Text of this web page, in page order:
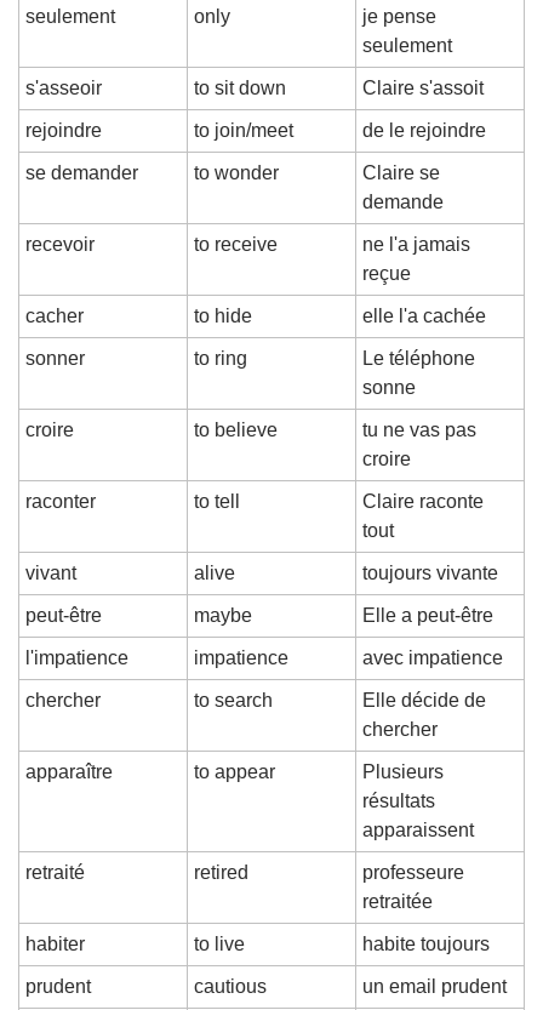
seulement only
je pense
seulement
s'asseoir to sit down Claire s'assoit
rejoindre to join/meet de le rejoindre
se demander to wonder
Claire se
demande
recevoir to receive
ne l'a jamais
reçue
cacher to hide elle l'a cachée
sonner to ring
Le téléphone
sonne
croire to believe
tu ne vas pas
croire
raconter to tell
Claire raconte
tout
vivant alive toujours vivante
peut-être maybe Elle a peut-être
l'impatience impatience avec impatience
chercher to search
Elle décide de
chercher
apparaître to appear
Plusieurs
résultats
apparaissent
retraité retired
professeure
retraitée
habiter to live habite toujours
prudent cautious un email prudent